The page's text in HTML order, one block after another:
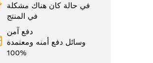
في حالة كان هناك مشكلة
في المنتج
دفع آمن
وسائل دفع أمنه ومعتمدة
100%